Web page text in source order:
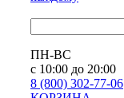
ПН-ВС
с 10:00 до 20:00
8 (800) 302-77-06